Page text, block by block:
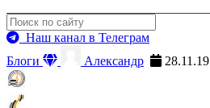
Наш канал в Телеграм
Блоги
Александр 28.11.19